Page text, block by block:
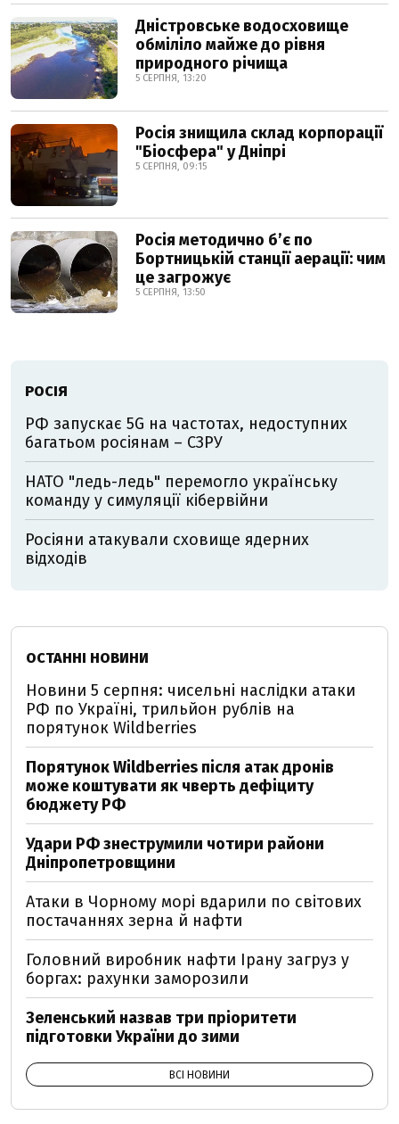
Дністровське водосховище
обміліло майже до рівня
природного річища
5 СЕРПНЯ, 13:20
Росія знищила склад корпорації
"Біосфера" у Дніпрі
5 СЕРПНЯ, 09:15
Росія методично б’є по
Бортницькій станції аерації: чим
це загрожує
5 СЕРПНЯ, 13:50
РОСІЯ
РФ запускає 5G на частотах, недоступних
багатьом росіянам – СЗРУ
НАТО "ледь-ледь" перемогло українську
команду у симуляції кібервійни
Росіяни атакували сховище ядерних
відходів
ОСТАННІ НОВИНИ
Новини 5 серпня: чисельні наслідки атаки
РФ по Україні, трильйон рублів на
порятунок Wildberries
Порятунок Wildberries після атак дронів
може коштувати як чверть дефіциту
бюджету РФ
Удари РФ знеструмили чотири райони
Дніпропетровщини
Атаки в Чорному морі вдарили по світових
постачаннях зерна й нафти
Головний виробник нафти Ірану загруз у
боргах: рахунки заморозили
Зеленський назвав три пріоритети
підготовки України до зими
ВСІ НОВИНИ